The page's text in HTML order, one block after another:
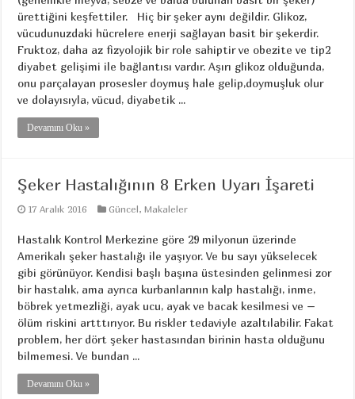
ürettiğini keşfettiler. Hiç bir şeker aynı değildir. Glikoz,
vücudunuzdaki hücrelere enerji sağlayan basit bir şekerdir.
Fruktoz, daha az fizyolojik bir role sahiptir ve obezite ve tip2
diyabet gelişimi ile bağlantısı vardır. Aşırı glikoz olduğunda,
onu parçalayan prosesler doymuş hale gelip,doymuşluk olur
ve dolayısıyla, vücud, diyabetik ...
Devamını Oku »
Şeker Hastalığının 8 Erken Uyarı İşareti
17 Aralık 2016 Güncel,Makaleler
Hastalık Kontrol Merkezine göre 29 milyonun üzerinde
Amerikalı şeker hastalığı ile yaşıyor. Ve bu sayı yükselecek
gibi görünüyor. Kendisi başlı başına üstesinden gelinmesi zor
bir hastalık, ama ayrıca kurbanlarının kalp hastalığı, inme,
böbrek yetmezliği, ayak ucu, ayak ve bacak kesilmesi ve –
ölüm riskini artttırıyor. Bu riskler tedaviyle azaltılabilir. Fakat
problem, her dört şeker hastasından birinin hasta olduğunu
bilmemesi. Ve bundan ...
Devamını Oku »